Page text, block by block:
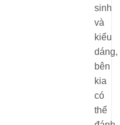
sinh
và
kiểu
dáng,
bên
kia
có
thể